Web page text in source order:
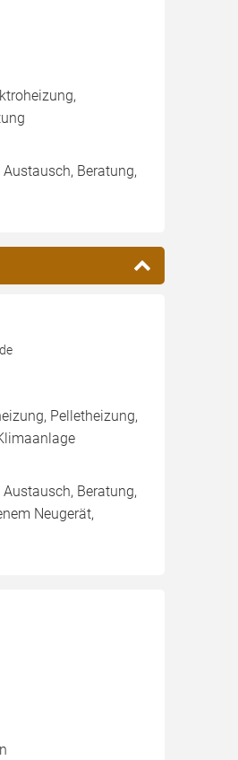
Beratung,
Pelletheizung,
Beratung,
Neugerät,